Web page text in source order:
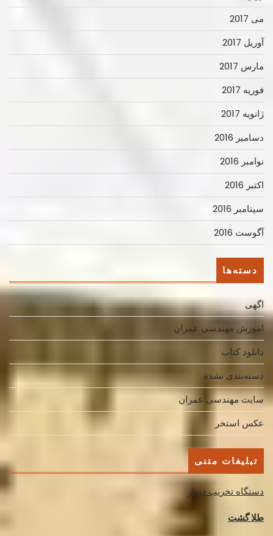
می 2017
آوریل 2017
مارس 2017
فوریه 2017
ژانویه 2017
دسامبر 2016
نوامبر 2016
اکتبر 2016
سپتامبر 2016
آگوست 2016
دسته‌ها
اگهی
اموزش مهندسی عمران
دانلود کتاب
دسته‌بندی نشده
سایت مهندسی عمران
عکس استخر
تبلیغات متنی
دستگاه تخریب دیوار
طلا گشت